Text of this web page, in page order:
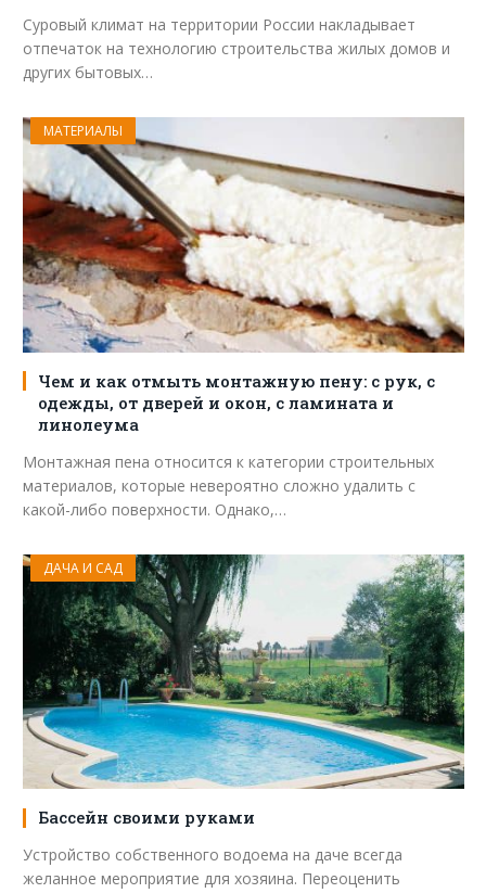
Суровый климат на территории России накладывает
отпечаток на технологию строительства жилых домов и
других бытовых…
МАТЕРИАЛЫ
Чем и как отмыть монтажную пену: с рук, с
одежды, от дверей и окон, с ламината и
линолеума
Монтажная пена относится к категории строительных
материалов, которые невероятно сложно удалить с
какой-либо поверхности. Однако,…
ДАЧА И САД
Бассейн своими руками
Устройство собственного водоема на даче всегда
желанное мероприятие для хозяина. Переоценить